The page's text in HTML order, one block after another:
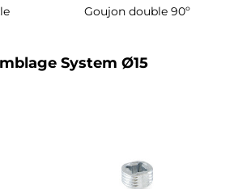
Goujon double 90º
System Ø15